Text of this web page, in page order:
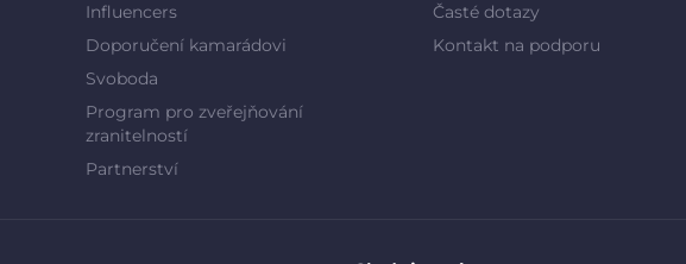
Influencers
Doporučení kamarádovi
Svoboda
Program pro zveřejňování
zranitelností
Partnerství
Časté dotazy
Kontakt na podporu